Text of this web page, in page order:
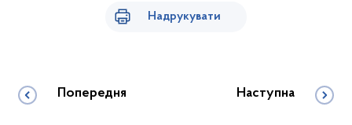
Надрукувати
Попередня Наступна